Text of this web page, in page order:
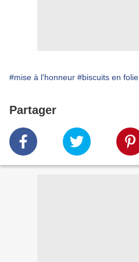
#mise à l'honneur #biscuits en folie
Partager